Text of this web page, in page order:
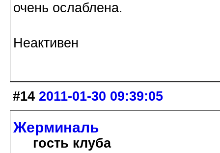
очень ослаблена.
Неактивен
#14 2011-01-30 09:39:05
Жерминаль
гость клуба